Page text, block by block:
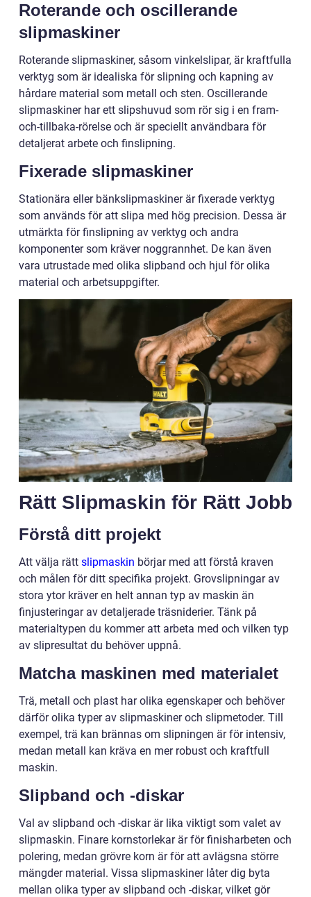
Roterande och oscillerande
slipmaskiner
Roterande slipmaskiner, såsom vinkelslipar, är kraftfulla
verktyg som är idealiska för slipning och kapning av
hårdare material som metall och sten. Oscillerande
slipmaskiner har ett slipshuvud som rör sig i en fram-
och-tillbaka-rörelse och är speciellt användbara för
detaljerat arbete och finslipning.
Fixerade slipmaskiner
Stationära eller bänkslipmaskiner är fixerade verktyg
som används för att slipa med hög precision. Dessa är
utmärkta för finslipning av verktyg och andra
komponenter som kräver noggrannhet. De kan även
vara utrustade med olika slipband och hjul för olika
material och arbetsuppgifter.
Rätt Slipmaskin för Rätt Jobb
Förstå ditt projekt
Att välja rätt slipmaskin börjar med att förstå kraven
och målen för ditt specifika projekt. Grovslipningar av
stora ytor kräver en helt annan typ av maskin än
finjusteringar av detaljerade träsniderier. Tänk på
materialtypen du kommer att arbeta med och vilken typ
av slipresultat du behöver uppnå.
Matcha maskinen med materialet
Trä, metall och plast har olika egenskaper och behöver
därför olika typer av slipmaskiner och slipmetoder. Till
exempel, trä kan brännas om slipningen är för intensiv,
medan metall kan kräva en mer robust och kraftfull
maskin.
Slipband och -diskar
Val av slipband och -diskar är lika viktigt som valet av
slipmaskin. Finare kornstorlekar är för finisharbeten och
polering, medan grövre korn är för att avlägsna större
mängder material. Vissa slipmaskiner låter dig byta
mellan olika typer av slipband och -diskar, vilket gör